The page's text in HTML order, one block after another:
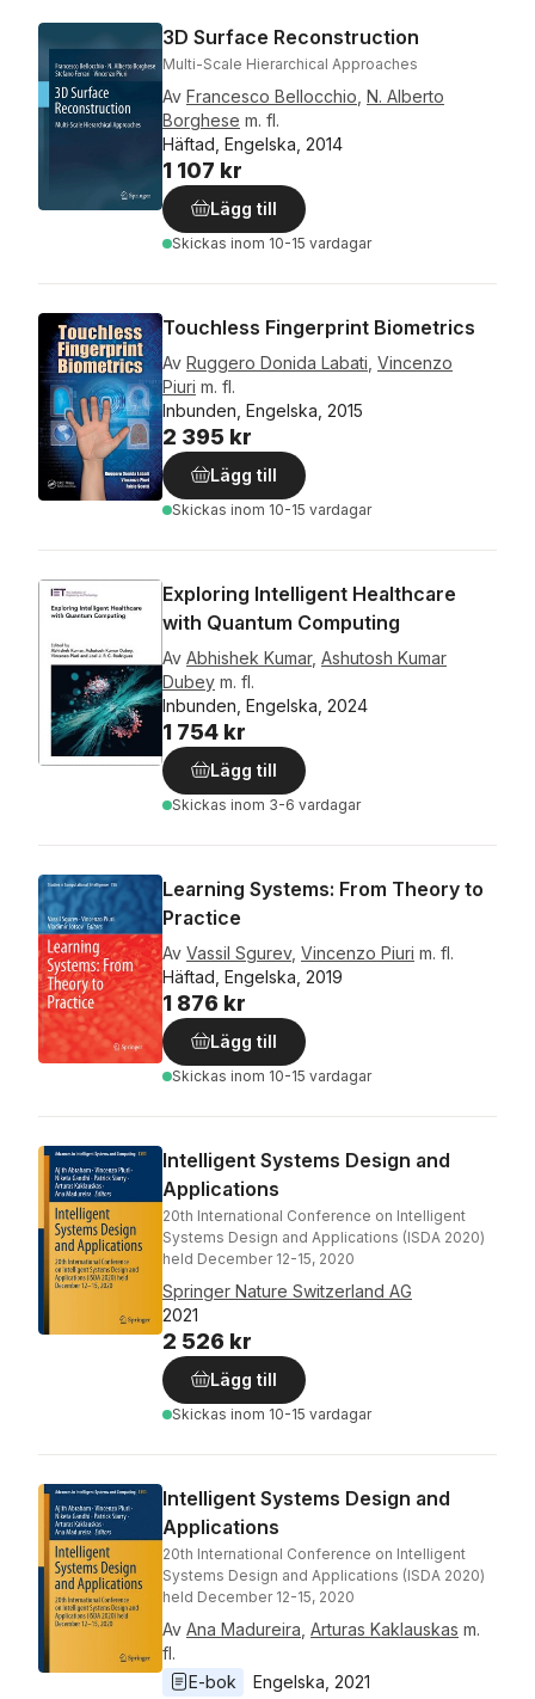
3D Surface Reconstruction
Multi-Scale Hierarchical Approaches
Av Francesco Bellocchio N. Alberto
Borghese m. fl.
Häftad, Engelska, 2014
1 107 kr
Lägg till
Skickas inom 10-15 vardagar
Touchless Fingerprint Biometrics
Av Ruggero Donida Labati Vincenzo
Piuri m. fl.
Inbunden, Engelska, 2015
2 395 kr
Lägg till
Skickas inom 10-15 vardagar
Exploring Intelligent Healthcare
with Quantum Computing
Av Abhishek Kumar, Ashutosh Kumar
Dubey m. fl.
Inbunden, Engelska, 2024
1 754 kr
Lägg till
Skickas inom 3-6 vardagar
Learning Systems: From Theory to
Practice
Av Vassil Sgurev, Vincenzo Piuri m. fl.
Häftad, Engelska, 2019
1 876 kr
Lägg till
Skickas inom 10-15 vardagar
Intelligent Systems Design and
Applications
20th International Conference on Intelligent
Systems Design and Applications (ISDA 2020)
held December 12-15, 2020
Springer Nature Switzerland AG
2021
2 526 kr
Lägg till
Skickas inom 10-15 vardagar
Intelligent Systems Design and
Applications
20th International Conference on Intelligent
Systems Design and Applications (ISDA 2020)
held December 12-15, 2020
Av Ana Madureira Arturas Kaklauskas m.
fl.
E-bok
Engelska 2021